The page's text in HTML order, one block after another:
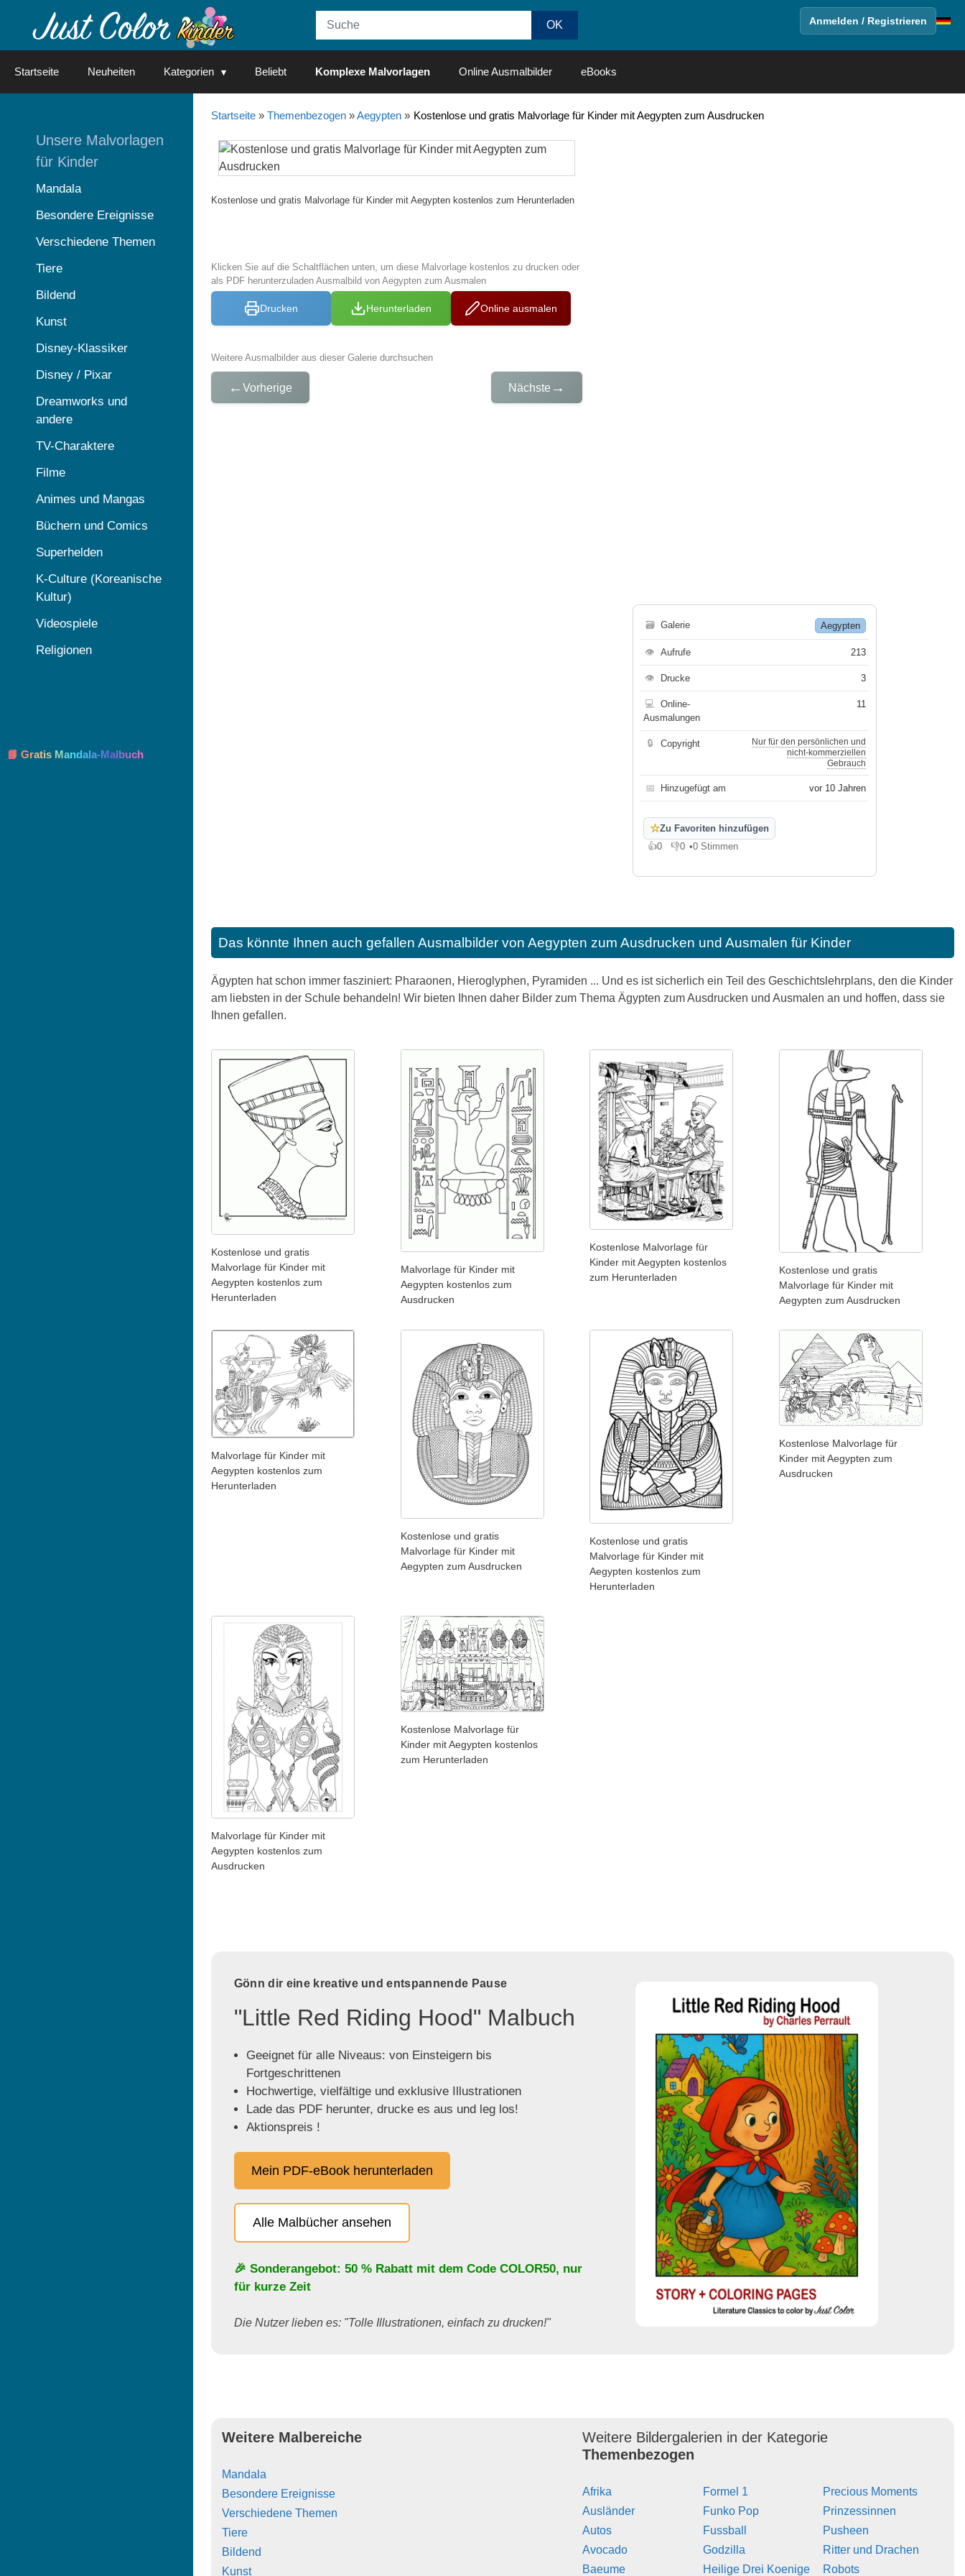
Anmelden / Registrieren
Startseite Neuheiten Kategorien Beliebt Komplexe Malvorlagen Online Ausmalbilder eBooks
Startseite» Themenbezogen»Aegypten» Kostenlose und gratis Malvorlage für Kinder mit Aegypten zum Ausdrucken
Kostenlose und gratis Malvorlage für Kinder mit Aegypten kostenlos zum Herunterladen
Klicken Sie auf die Schaltflächen unten, um diese Malvorlage kostenlos zu drucken oder
als PDF herunterzuladen Ausmalbild von Aegypten zum Ausmalen
Drucken Herunterladen Online ausmalen
Weitere Ausmalbilder aus dieser Galerie durchsuchen
← Vorherige Nächste →
🗃 Galerie Aegypten
👁 Aufrufe 213
👁 Drucke 3
💻
Online-
Ausmalungen
11
🔒 Copyright
Nur für den persönlichen und
nicht-kommerziellen
Gebrauch
📅 Hinzugefügt am vor 10 Jahren
☆Zu Favoriten hinzufügen
👍0
Gefällt mir
👎0
Gefällt mir nicht
•0 Stimmen
Das könnte Ihnen auch gefallen Ausmalbilder von Aegypten zum Ausdrucken und Ausmalen für Kinder
Ägypten hat schon immer fasziniert: Pharaonen, Hieroglyphen, Pyramiden ... Und es ist sicherlich ein Teil des Geschichtslehrplans, den die Kinder
am liebsten in der Schule behandeln! Wir bieten Ihnen daher Bilder zum Thema Ägypten zum Ausdrucken und Ausmalen an und hoffen, dass sie
Ihnen gefallen.
Kostenlose und gratis
Malvorlage für Kinder mit
Aegypten kostenlos zum
Herunterladen
Malvorlage für Kinder mit
Aegypten kostenlos zum
Ausdrucken
Kostenlose Malvorlage für
Kinder mit Aegypten kostenlos
zum Herunterladen
Kostenlose und gratis
Malvorlage für Kinder mit
Aegypten zum Ausdrucken
Malvorlage für Kinder mit
Aegypten kostenlos zum
Herunterladen
Kostenlose und gratis
Malvorlage für Kinder mit
Aegypten zum Ausdrucken
Kostenlose und gratis
Malvorlage für Kinder mit
Aegypten kostenlos zum
Herunterladen
Kostenlose Malvorlage für
Kinder mit Aegypten zum
Ausdrucken
Malvorlage für Kinder mit
Aegypten kostenlos zum
Ausdrucken
Kostenlose Malvorlage für
Kinder mit Aegypten kostenlos
zum Herunterladen
Gönn dir eine kreative und entspannende Pause
"Little Red Riding Hood" Malbuch
Geeignet für alle Niveaus: von Einsteigern bis
Fortgeschrittenen
Hochwertige, vielfältige und exklusive Illustrationen
Lade das PDF herunter, drucke es aus und leg los!
Aktionspreis !
Mein PDF-eBook herunterladen
Alle Malbücher ansehen
🎉 Sonderangebot: 50 % Rabatt mit dem Code COLOR50, nur
für kurze Zeit
Die Nutzer lieben es: "Tolle Illustrationen, einfach zu drucken!"
Weitere Malbereiche
Mandala
Besondere Ereignisse
Verschiedene Themen
Tiere
Bildend
Kunst
Weitere Bildergalerien in der Kategorie
Themenbezogen
Afrika
Ausländer
Autos
Avocado
Baeume
Formel 1
Funko Pop
Fussball
Godzilla
Heilige Drei Koenige
Precious Moments
Prinzessinnen
Pusheen
Ritter und Drachen
Robots
Unsere Malvorlagen
für Kinder
Mandala
Besondere Ereignisse
Verschiedene Themen
Tiere
Bildend
Kunst
Disney-Klassiker
Disney / Pixar
Dreamworks und
andere
TV-Charaktere
Filme
Animes und Mangas
Büchern und Comics
Superhelden
K-Culture (Koreanische
Kultur)
Videospiele
Religionen
📘 Gratis Mandala-Malbuch